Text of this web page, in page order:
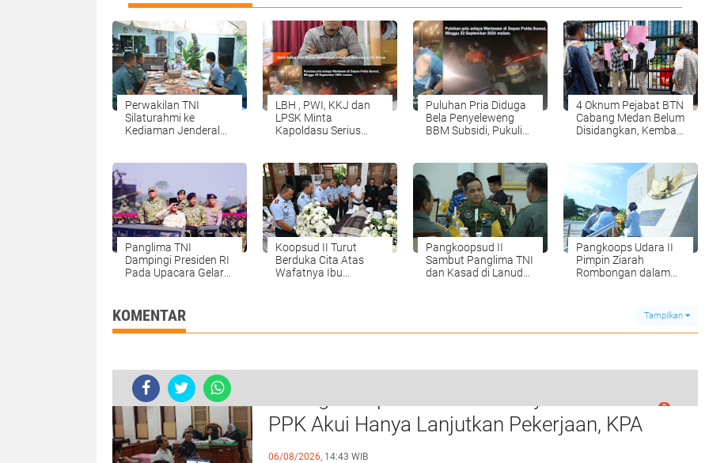
Perwakilan TNI
Silaturahmi ke
Kediaman Jenderal
LBH , PWI, KKJ dan
LPSK Minta
Kapoldasu Serius
Puluhan Pria Diduga
Bela Penyeleweng
BBM Subsidi, Pukuli
4 Oknum Pejabat BTN
Cabang Medan Belum
Disidangkan, Kembal
Panglima TNI
Dampingi Presiden RI
Pada Upacara Gelar
Militer
Koopsud II Turut
Berduka Cita Atas
Wafatnya Ibu
Pangkoopsud II
Sambut Panglima TNI
dan Kasad di Lanud
Pangkoops Udara II
Pimpin Ziarah
Rombongan dalam
KOMENTAR Tampilkan
Anak Bupati Non Aktif Langkat Divonis 19 Bulan Perkara Kerangkeng Manusia
0
Sidang Korupsi Waterfront City Samosir: Eks
PPK Akui Hanya Lanjutkan Pekerjaan, KPA
Beberkan Pengawasan Proyek
06/08/2026, 14:43 WIB